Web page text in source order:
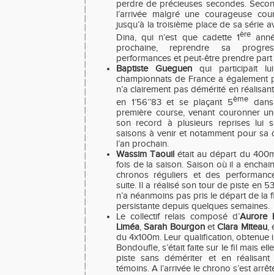
perdre de précieuses secondes.
l’arrivée malgré une courageuse
jusqu’à la troisième place de sa série
Dina, qui n’est que cadette 1ère
prochaine, reprendre sa
performances et peut-être prendre part
Baptiste Gueguen qui participait
championnats de France a
n’a clairement pas démérité en
en 1’56’’83 et se plaçant 5ème
première course, venant couronner
son record à plusieurs reprises lui
saisons à venir et notamment pour sa
l’an prochain.
Wassim Taouil était au départ du
fois de la saison. Saison où il a
chronos réguliers et des
suite. Il a réalisé son tour de piste en
n’a néanmoins pas pris le départ de la
persistante depuis quelques semaines.
Le collectif relais composé d’Aurore
Liméa,Sarah BourgonetClara Miteau,
du 4x100m. Leur qualification, obtenue
Bondoufle, s’était faite sur le fil mais
piste sans démériter et en
témoins. A l’arrivée le chrono s’est